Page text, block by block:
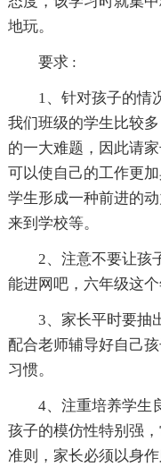
地玩。
要求 :
1、针对孩子的情况
我们班级的学生比较
的一大难题，因此请
可以使自己的工作更
学生形成一种前进的
来到学校等。
2、注意不要让孩子
能进网吧，六年级这个
3、家长平时要抽出
配合老师辅导好自己
习惯。
4、注重培养学生良
孩子的模仿性特别强
准则，家长必须以身